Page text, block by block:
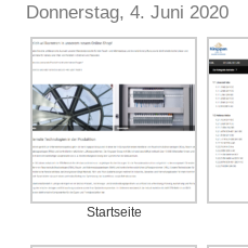
Donnerstag, 4. Juni 2020
Startseite